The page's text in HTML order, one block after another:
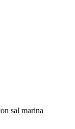
sal marina